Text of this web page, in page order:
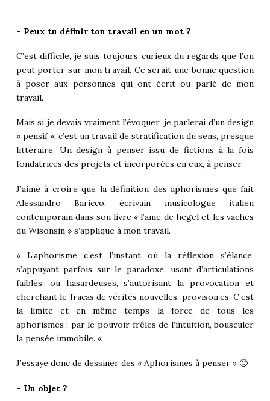
– Peux tu définir ton travail en un mot ?
C’est difficile, je suis toujours curieux du regards que l’on
peut porter sur mon travail. Ce serait une bonne question
à poser aux personnes qui ont écrit ou parlé de mon
travail.
Mais si je devais vraiment l’évoquer, je parlerai d’un design
« pensif »; c’est un travail de stratification du sens, presque
littéraire. Un design à penser issu de fictions à la fois
fondatrices des projets et incorporées en eux, à penser.
J’aime à croire que la définition des aphorismes que fait
Alessandro Baricco, écrivain musicologue italien
contemporain dans son livre « l’ame de hegel et les vaches
du Wisonsin » s’applique à mon travail.
« L’aphorisme c’est l’instant où la réflexion s’élance,
s’appuyant parfois sur le paradoxe, usant d’articulations
faibles, ou hasardeuses, s’autorisant la provocation et
cherchant le fracas de vérités nouvelles, provisoires. C’est
la limite et en même temps la force de tous les
aphorismes : par le pouvoir frêles de l’intuition, bousculer
la pensée immobile. «
J’essaye donc de dessiner des « Aphorismes à penser » 🙂
– Un objet ?